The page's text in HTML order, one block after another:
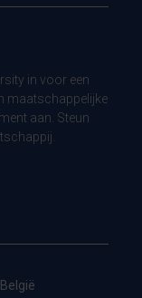
in voor een
maatschappelijke
aan. Steun